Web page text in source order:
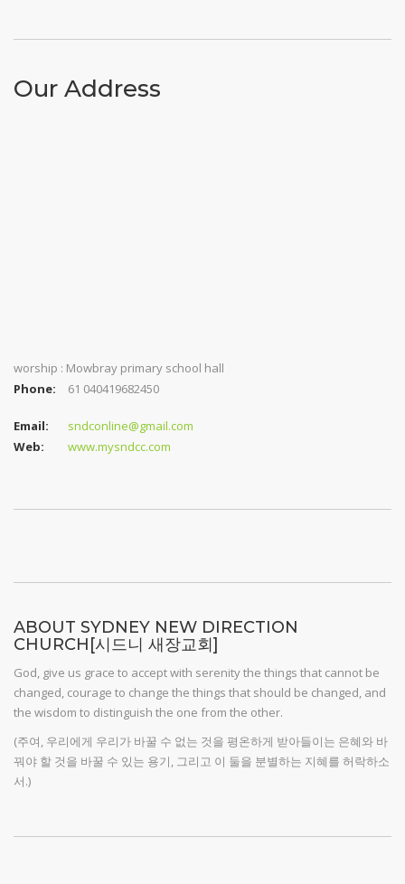
Our Address
worship : Mowbray primary school hall
Phone:
61 040419682450
Email:
sndconline@gmail.com
Web:
www.mysndcc.com
ABOUT SYDNEY NEW DIRECTION
CHURCH[시드니 새장교회]
God, give us grace to accept with serenity the things that cannot be
changed, courage to change the things that should be changed, and
the wisdom to distinguish the one from the other.
(주여, 우리에게 우리가 바꿀 수 없는 것을 평온하게 받아들이는 은혜와 바
꿔야 할 것을 바꿀 수 있는 용기, 그리고 이 둘을 분별하는 지혜를 허락하소
서.)